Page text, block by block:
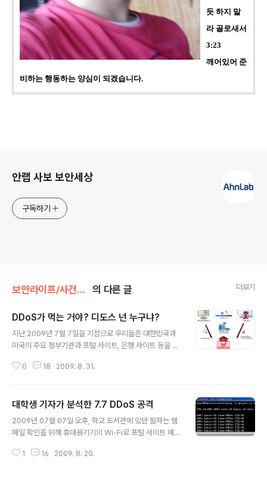
듯 하지 말
라 골로새서
3:23
깨어있어 준
비하는 행동하는 양심이 되겠습니다.
안랩 사보 보안세상
구독하기
보안라이프/사건과분석 의 다른 글 더보기
DDoS가 먹는 거야? 디도스 넌 누구냐?
지난 2009년 7월 7일을 기점으로 우리들은 대한민국과
미국의 주요 정부기관과 포털 사이트, 은행 사이트 등을 원
oS, 디도스)을 당하여 서비스가 일시적으로 마비되었기 때
S, DDoS 도대체 DDoS 가 뭐야? DDoS(Distributed
Denial of Service) 공격은 어느 특정 사이트가 수용할
수 있는 규모 이상의 네트워크 트래픽을 발생시켜 사이트
투해 자료를 삭제하거나 훔쳐가는 것이 아니라 웹사이트를
0 18 2009. 8. 31.
대학생 기자가 분석한 7.7 DDoS 공격
2009년 07월 07일 오후, 학교 도서관에 있던 필자는 웹
메일 확인을 위해 휴대용기기의 Wi-Fi로 포털 사이트 메일
아닌가? 계속되는 장애에 단순히 교내 네스팟 AP에 문제
1 16 2009. 8. 20.